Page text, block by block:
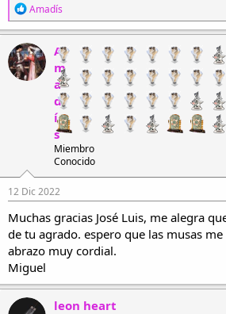
R
e
a
c
c
i
o
Amadís
A
m
a
d
í
s
Miembro
Conocido
12 Dic 2022
Muchas gracias José Luis, me alegra
de tu agrado. espero que las musas
abrazo muy cordial.
Miguel
leon heart